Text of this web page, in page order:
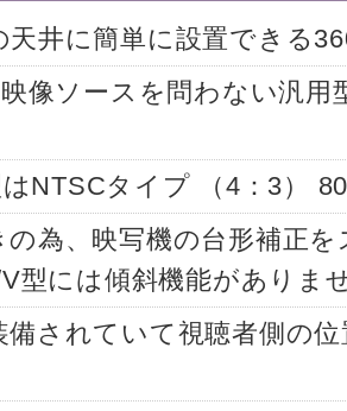
天井に簡単に設置できる
像ソースを問わない汎用
NTSCタイプ （4：3）
の為、映写機の台形補正
型には傾斜機能がありま
備されていて視聴者側の